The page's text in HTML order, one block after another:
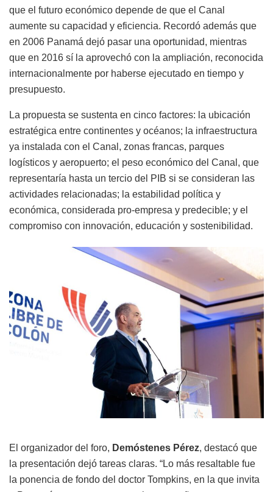
que el futuro económico depende de que el Canal
aumente su capacidad y eficiencia. Recordó además que
en 2006 Panamá dejó pasar una oportunidad, mientras
que en 2016 sí la aprovechó con la ampliación, reconocida
internacionalmente por haberse ejecutado en tiempo y
presupuesto.
La propuesta se sustenta en cinco factores: la ubicación
estratégica entre continentes y océanos; la infraestructura
ya instalada con el Canal, zonas francas, parques
logísticos y aeropuerto; el peso económico del Canal, que
representaría hasta un tercio del PIB si se consideran las
actividades relacionadas; la estabilidad política y
económica, considerada pro-empresa y predecible; y el
compromiso con innovación, educación y sostenibilidad.
El organizador del foro, Demóstenes Pérez, destacó que
la presentación dejó tareas claras. “Lo más resaltable fue
la ponencia de fondo del doctor Tompkins, en la que invita